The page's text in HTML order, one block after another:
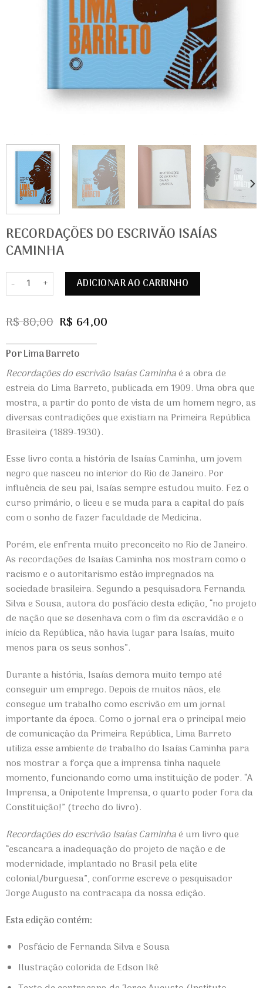
RECORDAÇÕES DO ESCRIVÃO ISAÍAS
CAMINHA
Recordações do escrivão Isaías Caminha quantidade
ADICIONAR AO CARRINHO
R$80,00 O
preço
original
era:
R$ 80,00.
R$ 64,00O
R$ 64,00.
PorLima Barreto
Recordações do escrivão Isaías Caminhaé a obra de
estreia do Lima Barreto, publicada em 1909. Uma obra que
mostra, a partir do ponto de vista de um homem negro, as
diversas contradições que existiam na Primeira República
Brasileira (1889-1930).
Esse livro conta a história de Isaías Caminha, um jovem
negro que nasceu no interior do Rio de Janeiro. Por
influência de seu pai, Isaías sempre estudou muito. Fez o
curso primário, o liceu e se muda para a capital do país
com o sonho de fazer faculdade de Medicina.
Porém, ele enfrenta muito preconceito no Rio de Janeiro.
As recordações de Isaías Caminha nos mostram como o
racismo e o autoritarismo estão impregnados na
sociedade brasileira. Segundo a pesquisadora Fernanda
Silva e Sousa, autora do posfácio desta edição, “no projeto
de nação que se desenhava com o fim da escravidão e o
início da República, não havia lugar para Isaías, muito
menos para os seus sonhos”.
Durante a história, Isaías demora muito tempo até
conseguir um emprego. Depois de muitos nãos, ele
consegue um trabalho como escrivão em um jornal
importante da época. Como o jornal era o principal meio
de comunicação da Primeira República, Lima Barreto
utiliza esse ambiente de trabalho do Isaías Caminha para
nos mostrar a força que a imprensa tinha naquele
momento, funcionando como uma instituição de poder. “A
Imprensa, a Onipotente Imprensa, o quarto poder fora da
Constituição!” (trecho do livro).
Recordações do escrivão Isaías Caminhaé um livro que
“escancara a inadequação do projeto de nação e de
modernidade, implantado no Brasil pela elite
colonial/burguesa”, conforme escreve o pesquisador
Jorge Augusto na contracapa da nossa edição.
Esta edição contém:
Posfácio de Fernanda Silva e Sousa
Ilustração colorida de Edson Ikê